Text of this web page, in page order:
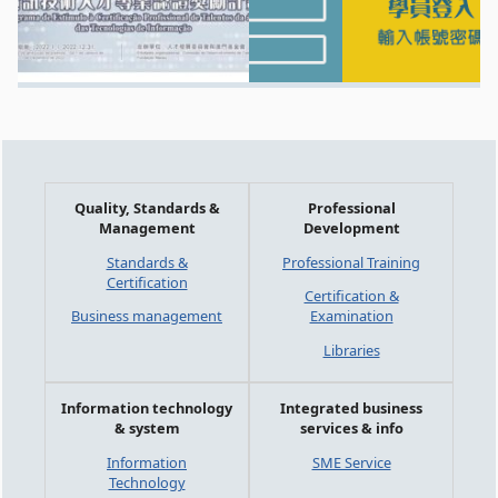
Quality, Standards &
Management
Standards &
Certification
Business management
Professional
Development
Professional Training
Certification &
Examination
Libraries
Information technology
& system
Information
Technology
Integrated business
services & info
SME Service